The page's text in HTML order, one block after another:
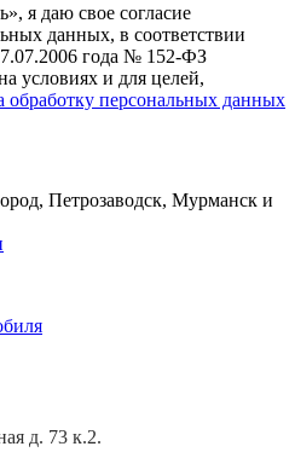
я даю свое согласие
данных, в соответствии
года № 152-ФЗ
условиях и для целей,
обработку персональных данных
Петрозаводск, Мурманск и
д. 73 к.2.